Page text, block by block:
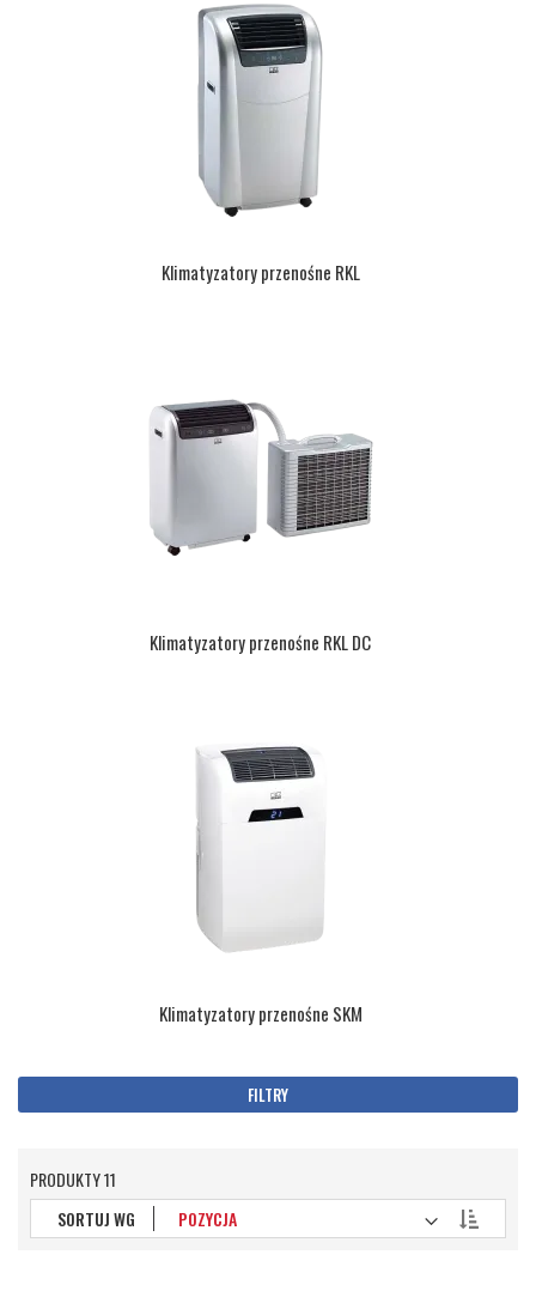
Klimatyzatory przenośne RKL
Klimatyzatory przenośne RKL DC
Klimatyzatory przenośne SKM
PRODUKTY11
SORTUJ WG
kierunek
FILTRY